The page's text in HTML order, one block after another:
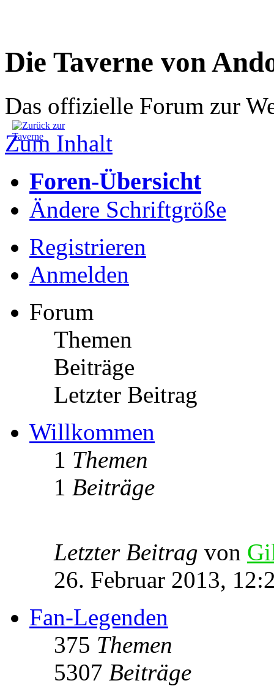
Die Taverne von
Das offizielle Forum zur
Zum Inhalt
Foren-Übersicht
Ändere Schriftgröße
Registrieren
Anmelden
Forum
Themen
Beiträge
Letzter Beitrag
Willkommen
1 Themen
1 Beiträge
Letzter Beitrag von
26. Februar 2013,
Fan-Legenden
375 Themen
5307 Beiträge